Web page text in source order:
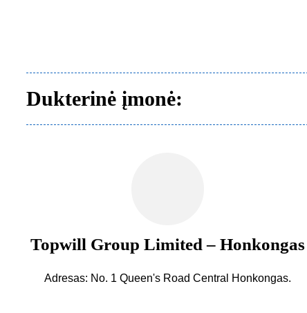
Dukterinė įmonė:
Topwill Group Limited – Honkongas
Adresas: No. 1 Queen's Road Central Honkongas.